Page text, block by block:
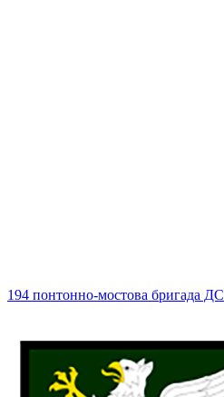
194 понтонно-мостова бригада